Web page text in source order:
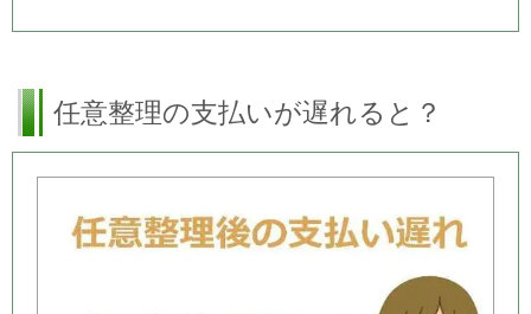
任意整理の支払いが遅れると？